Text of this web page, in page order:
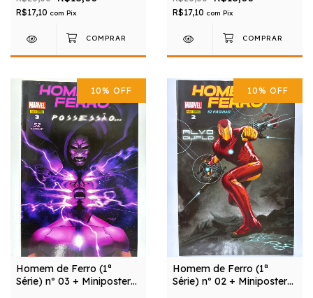
R$17,10 com Pix R$17,10 com Pix
10% OFF
Homem de Ferro (1ª
Série) nº 03 + Miniposter
10% OFF
Homem de Ferro (1ª
Série) nº 02 + Miniposter